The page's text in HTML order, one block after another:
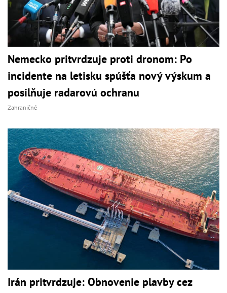
Nemecko pritvrdzuje proti dronom: Po
incidente na letisku spúšťa nový výskum a
posilňuje radarovú ochranu
Zahraničné
Irán pritvrdzuje: Obnovenie plavby cez